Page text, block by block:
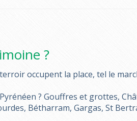
?
occupent la place, tel le
? Gouffres et grottes,
Bétharram, Gargas, St